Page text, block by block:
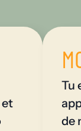
et
Tu
de